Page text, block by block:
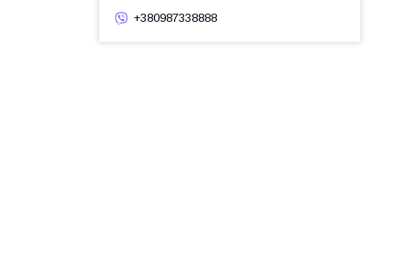
+380987338888